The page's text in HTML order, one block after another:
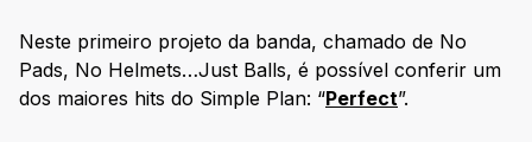
Neste primeiro projeto da banda, chamado de No
Pads, No Helmets…Just Balls, é possível conferir um
dos maiores hits do Simple Plan: “Perfect”.